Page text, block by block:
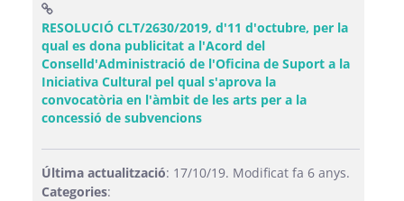
RESOLUCIÓ CLT/2630/2019, d'11 d'octubre, per la
qual es dona publicitat a l'Acord del
Conselld'Administració de l'Oficina de Suport a la
Iniciativa Cultural pel qual s'aprova la
convocatòria en l'àmbit de les arts per a la
concessió de subvencions(Obre una finestra nova)
Última actualització: 17/10/19. Modificat fa 6 anys.
Categories: